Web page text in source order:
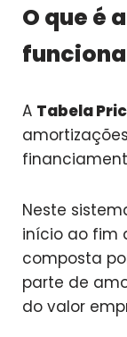
O que é
A Tabela
Neste
início ao fim
composta
parte de
do valor